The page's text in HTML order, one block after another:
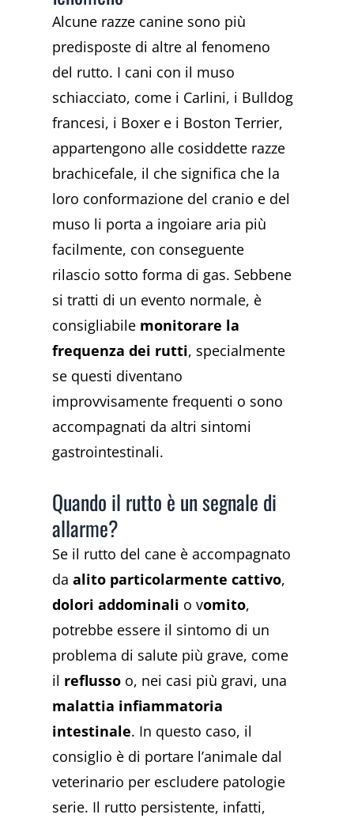
Alcune razze canine sono più
predisposte di altre al fenomeno
del rutto. I cani con il muso
schiacciato, come i Carlini, i Bulldog
francesi, i Boxer e i Boston Terrier,
appartengono alle cosiddette razze
brachicefale, il che significa che la
loro conformazione del cranio e del
muso li porta a ingoiare aria più
facilmente, con conseguente
rilascio sotto forma di gas. Sebbene
si tratti di un evento normale, è
consigliabile monitorare la
frequenza dei rutti, specialmente
se questi diventano
improvvisamente frequenti o sono
accompagnati da altri sintomi
gastrointestinali.
Quando il rutto è un segnale di
allarme?
Se il rutto del cane è accompagnato
daalito particolarmente cattivo,
dolori addominali o vomito,
potrebbe essere il sintomo di un
problema di salute più grave, come
il reflusso o, nei casi più gravi, una
malattia infiammatoria
intestinale. In questo caso, il
consiglio è di portare l’animale dal
veterinario per escludere patologie
serie. Il rutto persistente, infatti,